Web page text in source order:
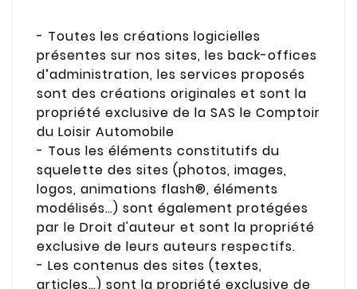
- Toutes les créations logicielles
présentes sur nos sites, les back-offices
d’administration, les services proposés
sont des créations originales et sont la
propriété exclusive de la SAS le Comptoir
du Loisir Automobile
- Tous les éléments constitutifs du
squelette des sites (photos, images,
logos, animations flash®, éléments
modélisés…) sont également protégées
par le Droit d'auteur et sont la propriété
exclusive de leurs auteurs respectifs.
- Les contenus des sites (textes,
articles…) sont la propriété exclusive de